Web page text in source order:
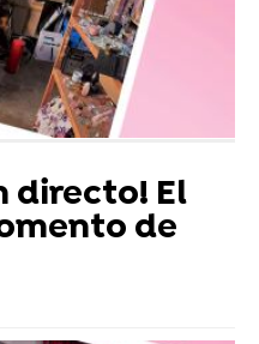
directo! El
de